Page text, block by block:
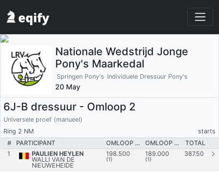
Nationale Wedstrijd Jonge
Pony's Maarkedal
Springen Pony's Individuele Dressuur Pony's
20 May
6J-B dressuur - Omloop 2
Universele proef (manueel)
Ring 2 NM
starts
#
PARTICIPANT OMLOOP 1/C OMLOOP 2/C
TOTAL
1
PAULIEN HEYLEN
WALLI VAN DE
NIEUWEHEIDE
198.500
(1)
189.000
(1)
387.50